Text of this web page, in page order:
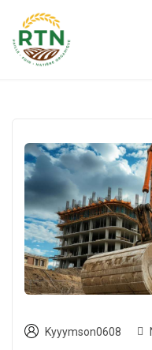
Kyyymson0608